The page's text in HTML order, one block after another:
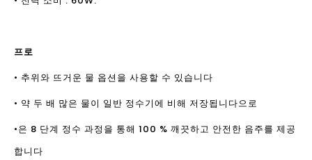
프로
• 추위와 뜨거운 물 옵션을 사용할 수 있습니다
• 약 두 배 많은 물이 일반 정수기에 비해 저장됩니다으로
•은 8 단계 정수 과정을 통해 100 % 깨끗하고 안전한 음주를 제공
합니다